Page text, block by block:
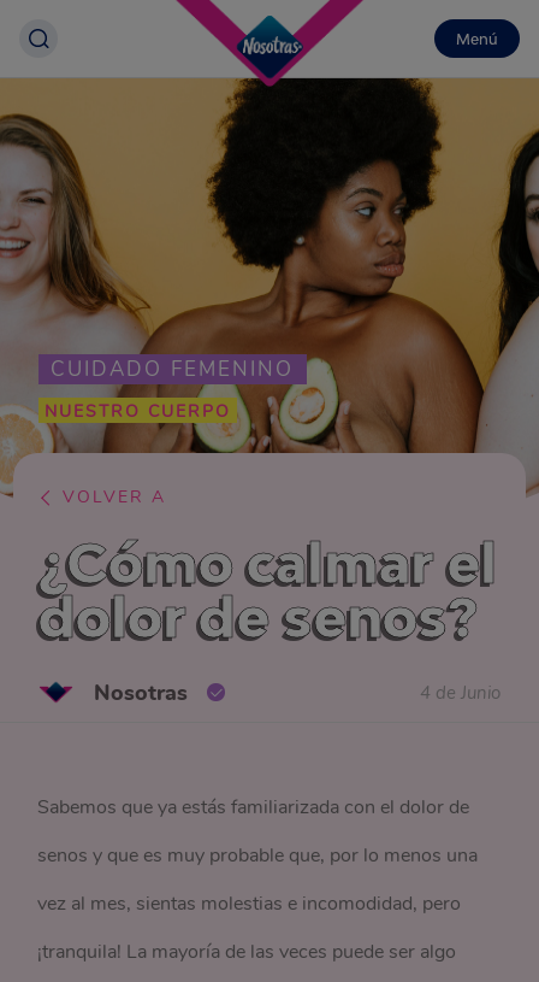
Menú
CUIDADO FEMENINO
NUESTRO CUERPO
VOLVER A
¿Cómo calmar el
dolor de senos?
Nosotras 4 de Junio
Sabemos que ya estás familiarizada con el dolor de
senos y que es muy probable que, por lo menos una
vez al mes, sientas molestias e incomodidad, pero
¡tranquila! La mayoría de las veces puede ser algo